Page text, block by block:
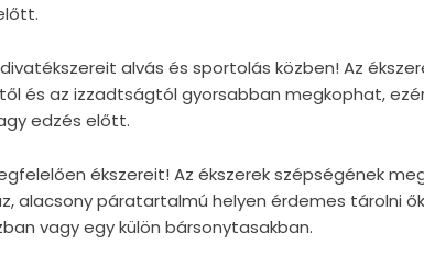
alvás és sportolás közben! Az
és az izzadtságtól gyorsabban megkophat,
edzés előtt.
ékszereit! Az ékszerek szépségének
alacsony páratartalmú helyen érdemes tárolni
vagy egy külön bársonytasakban.